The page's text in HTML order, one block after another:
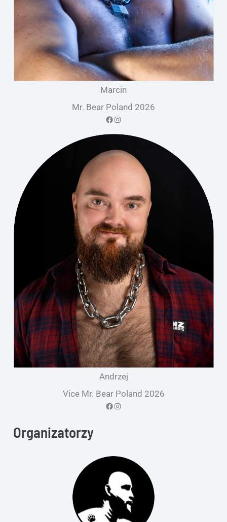
Marcin
Mr. Bear Poland 2026
Facebook Instagram
Andrzej
Vice Mr. Bear Poland 2026
Facebook Instagram
Organizatorzy